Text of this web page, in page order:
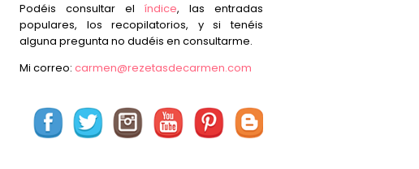
Podéis consultar el índice, las entradas
populares, los recopilatorios, y si tenéis
alguna pregunta no dudéis en consultarme.
Mi correo: carmen@rezetasdecarmen.com